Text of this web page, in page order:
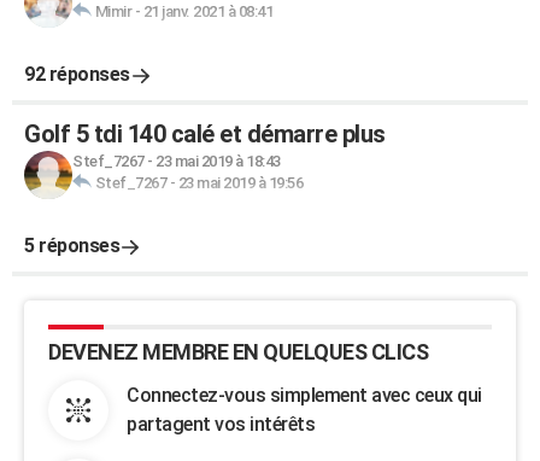
Mimir- 21 janv. 2021 à 08:41
92 réponses
Golf 5 tdi 140 calé et démarre plus
Stef_7267- 23 mai 2019 à 18:43
Stef_7267- 23 mai 2019 à 19:56
5 réponses
DEVENEZ MEMBRE EN QUELQUES CLICS
Connectez-vous simplement avec ceux qui
partagent vos intérêts